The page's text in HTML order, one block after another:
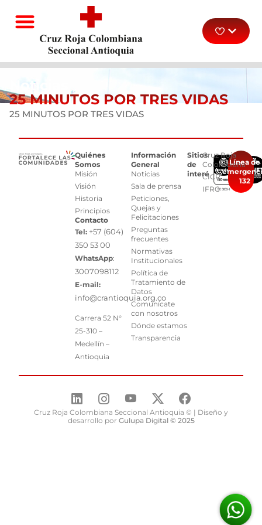
Noticias
25 MINUTOS POR TRES VIDAS
25 MINUTOS POR TRES VIDAS
Quiénes
Somos
Misión
Visión
Historia
Principios
Contacto
Tel: +57 (604)
350 53 00
WhatsApp:
3007098112
E-mail:
info@crantioquia.org.co
Carrera 52 N°
25-310 –
Medellín –
Antioquia
Información
General
Noticias
Sala de prensa
Peticiones,
Quejas y
Felicitaciones
Preguntas
frecuentes
Normativas
Institucionales
Política de
Tratamiento de
Datos
Comunícate
con nosotros
Dónde estamos
Transparencia
Sitios
de
interés
Cruz Roja
Colombiana
CICR
IFRC
Línea de
132
Cruz Roja Colombiana Seccional Antioquia © | Diseño y
desarrollo por Gulupa Digital © 2025